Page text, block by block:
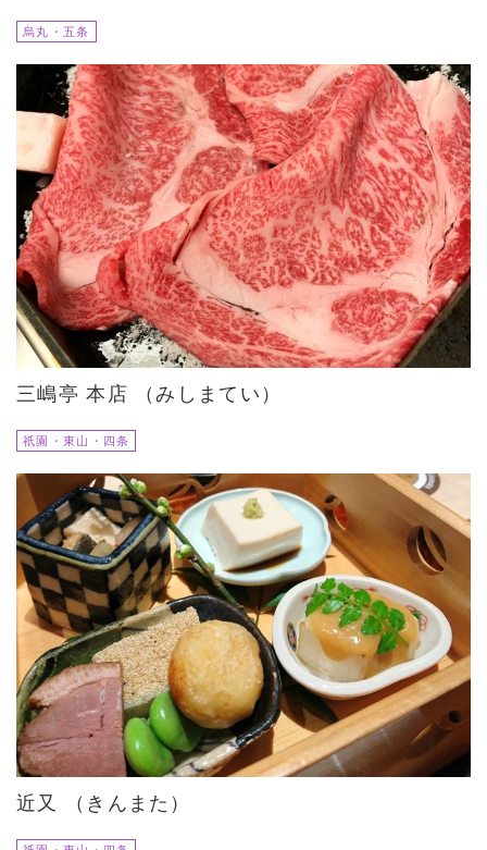
烏丸・五条
三嶋亭 本店 （みしまてい）
祇園・東山・四条
近又 （きんまた）